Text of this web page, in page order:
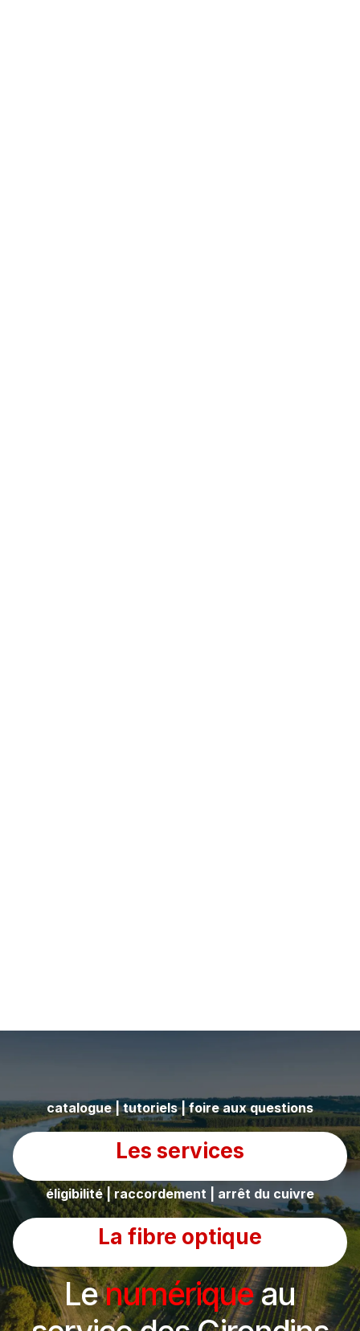
catalogue | tutoriels | foire aux questions
Les services
éligibilité | raccordement | arrêt du cuivre
La fibre optique
Lenumériqueau